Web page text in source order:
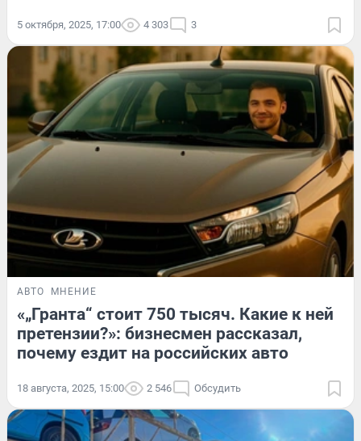
5 октября, 2025, 17:00 4 303 3
АВТО МНЕНИЕ
«„Гранта“ стоит 750 тысяч. Какие к ней
претензии?»: бизнесмен рассказал,
почему ездит на российских авто
18 августа, 2025, 15:00 2 546 Обсудить